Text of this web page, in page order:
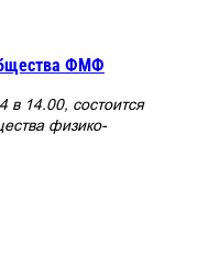
ФМФ
в 14.00, состоится
физико-